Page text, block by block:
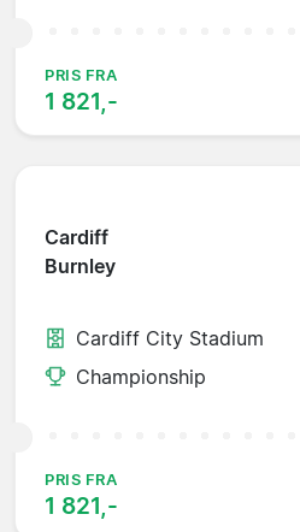
PRIS FRA
1 821,-
Cardiff
Burnley
Cardiff City Stadium
Championship
PRIS FRA
1 821,-